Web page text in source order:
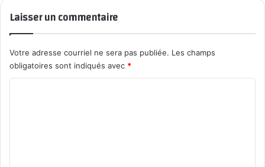
Laisser un commentaire
Votre adresse courriel ne sera pas publiée. Les champs
obligatoires sont indiqués avec *